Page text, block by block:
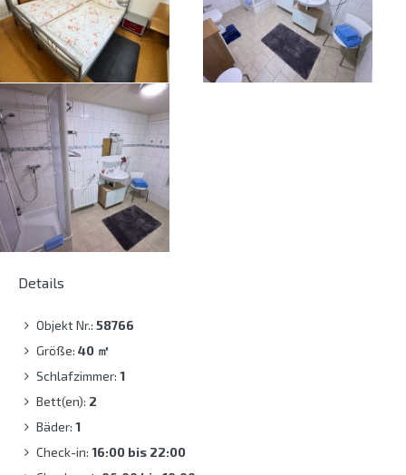
Details
Objekt Nr.: 58766
Größe: 40 ㎡
Schlafzimmer: 1
Bett(en): 2
Bäder: 1
Check-in: 16:00 bis 22:00